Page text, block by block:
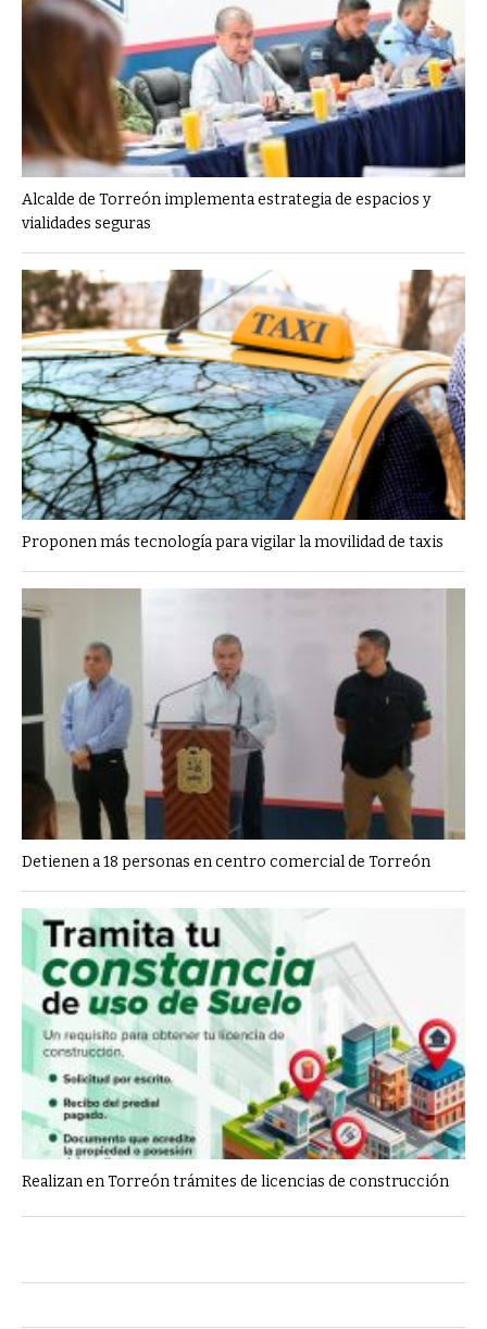
Alcalde de Torreón implementa estrategia de espacios y
vialidades seguras
Proponen más tecnología para vigilar la movilidad de taxis
Detienen a 18 personas en centro comercial de Torreón
Realizan en Torreón trámites de licencias de construcción